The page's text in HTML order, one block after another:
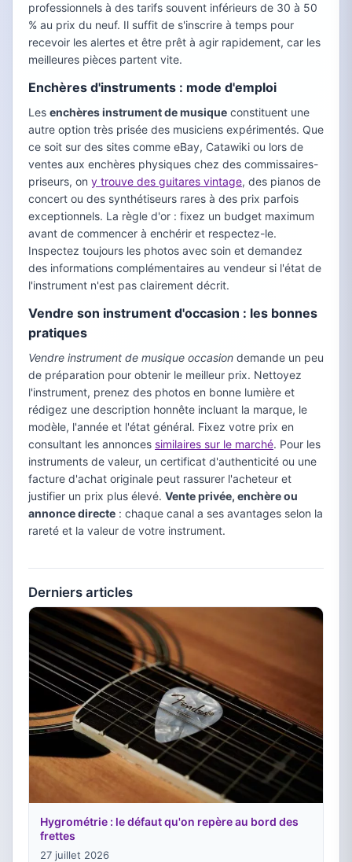
professionnels à des tarifs souvent inférieurs de 30 à 50
% au prix du neuf. Il suffit de s'inscrire à temps pour
recevoir les alertes et être prêt à agir rapidement, car les
meilleures pièces partent vite.
Enchères d'instruments : mode d'emploi
Les enchères instrument de musique constituent une
autre option très prisée des musiciens expérimentés. Que
ce soit sur des sites comme eBay, Catawiki ou lors de
ventes aux enchères physiques chez des commissaires-
priseurs, on y trouve des guitares vintage, des pianos de
concert ou des synthétiseurs rares à des prix parfois
exceptionnels. La règle d'or : fixez un budget maximum
avant de commencer à enchérir et respectez-le.
Inspectez toujours les photos avec soin et demandez
des informations complémentaires au vendeur si l'état de
l'instrument n'est pas clairement décrit.
Vendre son instrument d'occasion : les bonnes
pratiques
Vendre instrument de musique occasion demande un peu
de préparation pour obtenir le meilleur prix. Nettoyez
l'instrument, prenez des photos en bonne lumière et
rédigez une description honnête incluant la marque, le
modèle, l'année et l'état général. Fixez votre prix en
consultant les annonces similaires sur le marché. Pour les
instruments de valeur, un certificat d'authenticité ou une
facture d'achat originale peut rassurer l'acheteur et
justifier un prix plus élevé. Vente privée, enchère ou
annonce directe : chaque canal a ses avantages selon la
rareté et la valeur de votre instrument.
Derniers articles
Hygrométrie : le défaut qu'on repère au bord des
frettes
27 juillet 2026